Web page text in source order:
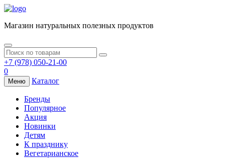
Магазин натуральных полезных продуктов
+7 (978) 050-21-00
0
Меню Каталог
Бренды
Популярное
Акция
Новинки
Детям
К празднику
Вегетарианское